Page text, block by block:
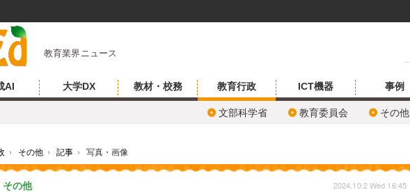
教育業界ニュース
AI 大学DX 教材・校務 教育行政
文部科学省 教育委員会 その他
ICT機器 事例
› その他 › 記事 › 写真・画像
その他 2024.10.2 Wed 16:45